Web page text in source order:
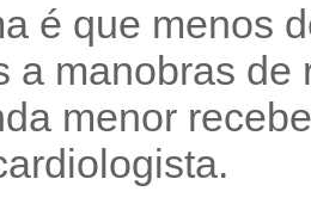
é que menos
a manobras
menor